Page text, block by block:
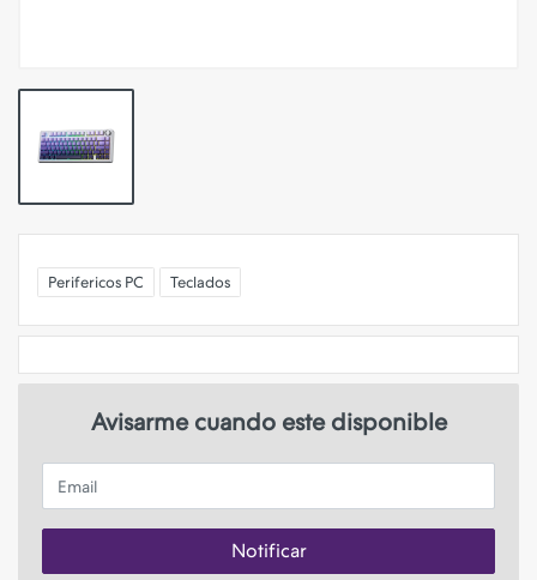
Perifericos PC Teclados
Avisarme cuando este disponible
Email
Notificar